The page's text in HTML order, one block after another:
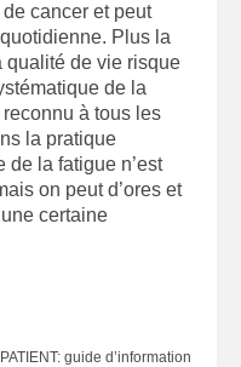
cancer et peut
Plus la
qualité de vie risque
de la
à tous les
la pratique
la fatigue n’est
on peut d’ores et
certaine
guide d’information